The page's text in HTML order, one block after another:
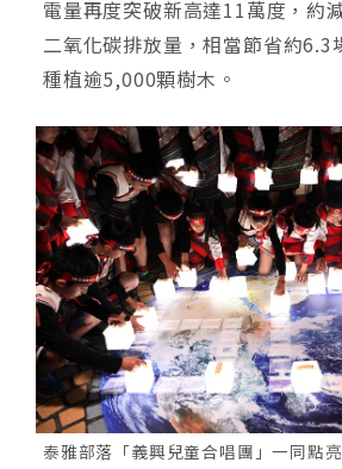
電量再度突破新高達11萬度，約
二氧化碳排放量，相當節省約6.3
種植逾5,000顆樹木。
泰雅部落「義興兒童合唱團」一同點